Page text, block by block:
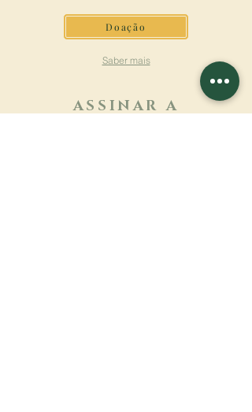
Doação
Saber mais
ASSINAR A